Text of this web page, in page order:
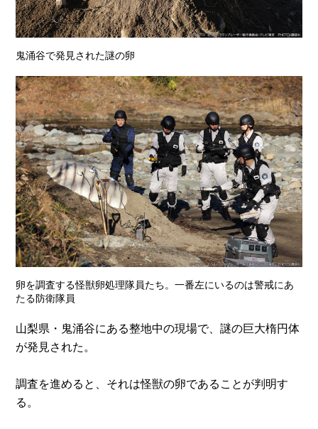
鬼涌谷で発見された謎の卵
卵を調査する怪獣卵処理隊員たち。一番左にいるのは警戒にあ
たる防衛隊員
山梨県・鬼涌谷にある整地中の現場で、謎の巨大楕円体
が発見された。
調査を進めると、それは怪獣の卵であることが判明す
る。